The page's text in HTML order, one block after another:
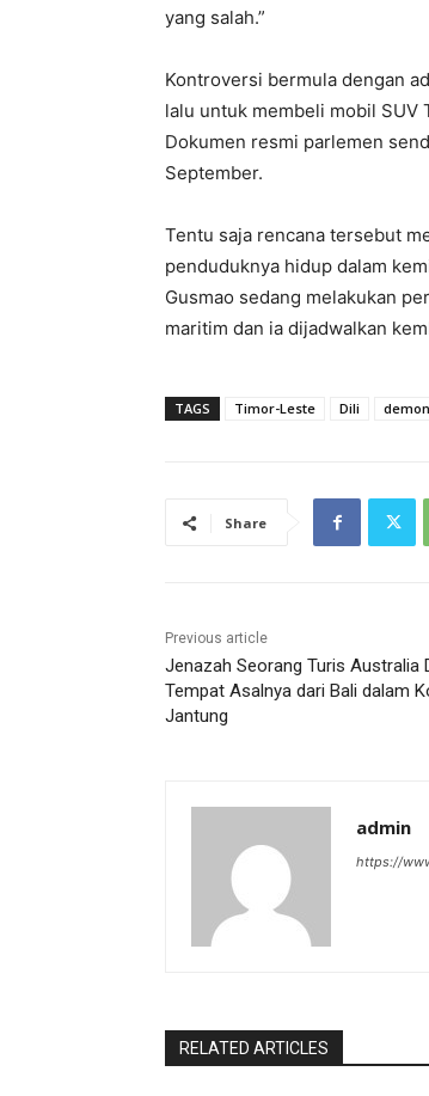
yang salah.”
Kontroversi bermula dengan
lalu untuk membeli mobil SUV
Dokumen resmi parlemen
September.
Tentu saja rencana tersebut
penduduknya hidup dalam
Gusmao sedang melakukan
maritim dan ia dijadwalkan
TAGS Timor-Leste Dili
Share
Previous article
Jenazah Seorang Turis Australia
Tempat Asalnya dari Bali dalam
Jantung
admin
https://
RELATED ARTICLES